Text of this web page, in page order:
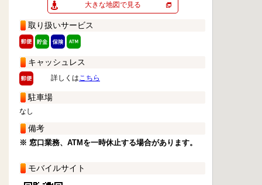
大きな地図で見る
取り扱いサービス
キャッシュレス
詳しくはこちら
駐車場
なし
備考
※ 窓口業務、ATMを一時休止する場合があります。
モバイルサイト